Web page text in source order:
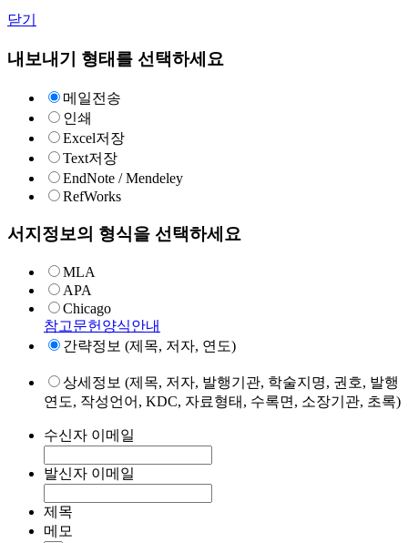
닫기
내보내기 형태를 선택하세요
메일전송
인쇄
Excel저장
Text저장
EndNote / Mendeley
RefWorks
서지정보의 형식을 선택하세요
MLA
APA
Chicago
참고문헌양식안내
간략정보 (제목, 저자, 연도)
상세정보 (제목, 저자, 발행기관, 학술지명, 권호, 발행
연도, 작성언어, KDC, 자료형태, 수록면, 소장기관, 초록)
수신자 이메일
발신자 이메일
제목
메모